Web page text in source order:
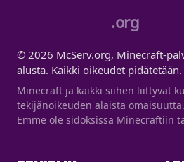
.org
© 2026 McServ.org, Minecraft-
alusta. Kaikki oikeudet pidätetään.
Minecraft ja kaikki siihen liittyvät
tekijänoikeuden alaista omaisuutta.
Emme ole sidoksissa Minecraftiin